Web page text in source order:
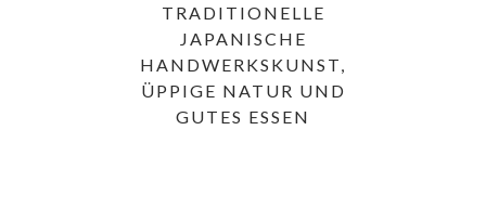
TRADITIONELLE
JAPANISCHE
HANDWERKSKUNST,
ÜPPIGE NATUR UND
GUTES ESSEN